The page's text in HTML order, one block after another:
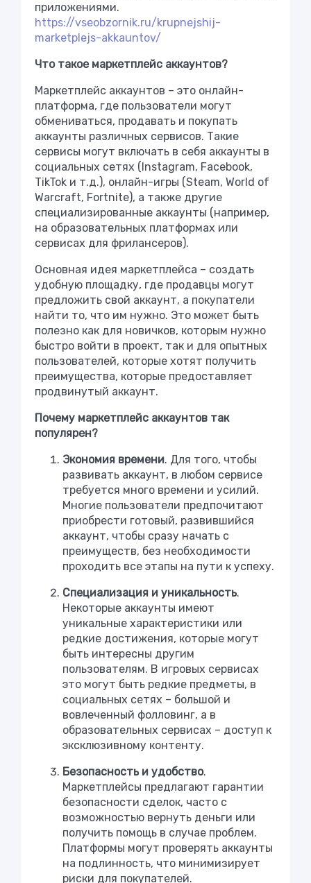
приложениями.
https://vseobzornik.ru/krupnejshij-
marketplejs-akkauntov/
Что такое маркетплейс аккаунтов?
Маркетплейс аккаунтов – это онлайн-
платформа, где пользователи могут
обмениваться, продавать и покупать
аккаунты различных сервисов. Такие
сервисы могут включать в себя аккаунты в
социальных сетях (Instagram, Facebook,
TikTok и т.д.), онлайн-игры (Steam, World of
Warcraft, Fortnite), а также другие
специализированные аккаунты (например,
на образовательных платформах или
сервисах для фрилансеров).
Основная идея маркетплейса – создать
удобную площадку, где продавцы могут
предложить свой аккаунт, а покупатели
найти то, что им нужно. Это может быть
полезно как для новичков, которым нужно
быстро войти в проект, так и для опытных
пользователей, которые хотят получить
преимущества, которые предоставляет
продвинутый аккаунт.
Почему маркетплейс аккаунтов так
популярен?
Экономия времени. Для того, чтобы
развивать аккаунт, в любом сервисе
требуется много времени и усилий.
Многие пользователи предпочитают
приобрести готовый, развившийся
аккаунт, чтобы сразу начать с
преимуществ, без необходимости
проходить все этапы на пути к успеху.
Специализация и уникальность.
Некоторые аккаунты имеют
уникальные характеристики или
редкие достижения, которые могут
быть интересны другим
пользователям. В игровых сервисах
это могут быть редкие предметы, в
социальных сетях – большой и
вовлеченный фолловинг, а в
образовательных сервисах – доступ к
эксклюзивному контенту.
Безопасность и удобство.
Маркетплейсы предлагают гарантии
безопасности сделок, часто с
возможностью вернуть деньги или
получить помощь в случае проблем.
Платформы могут проверять аккаунты
на подлинность, что минимизирует
риски для покупателей.